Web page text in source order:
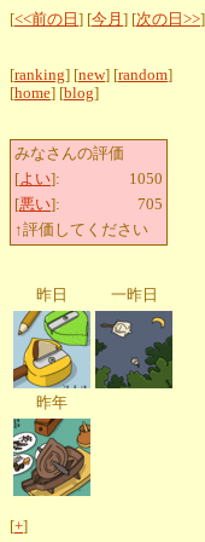
[<<前の日 ] [今月 ] [次の日>>]
[ranking] [new] [random]
[home] [blog]
みなさんの評価
[よい]:
1050
[悪い]:
705
↑評価してください
昨日 一昨日
昨年
[+]